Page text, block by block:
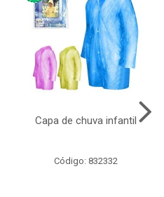
Capa de chuva infantil
Código: 832332